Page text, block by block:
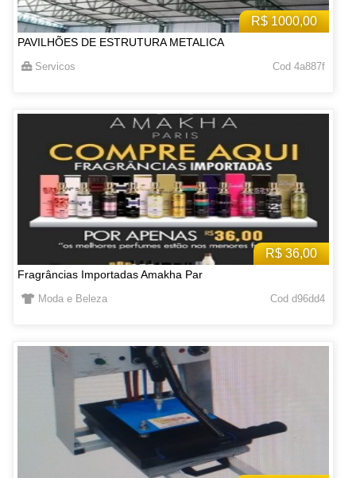
R$ 1000,00
PAVILHÕES DE ESTRUTURA METALICA
Servicos Cod 4a887f
R$ 36,00
Fragrâncias Importadas Amakha Par
Moda e Beleza Cod d96dd4